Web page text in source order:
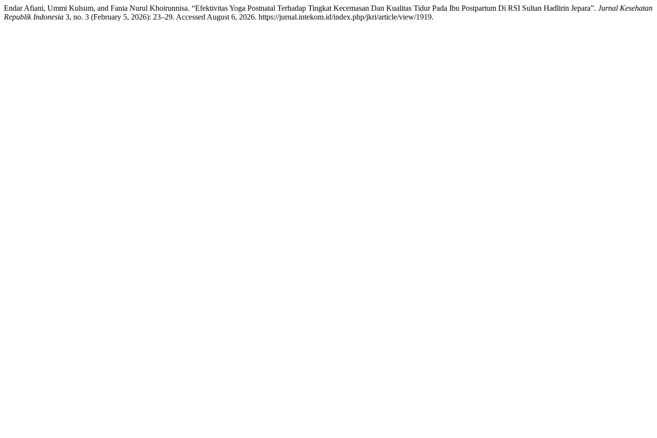
Endar Afiani, Ummi Kulsum, and Fania Nurul Khoirunnisa. “Efektivitas Yoga Postnatal Terhadap Tingkat Kecemasan Dan Kualitas Tidur Pada Ibu Postpartum Di RSI Sultan Hadlirin Jepara”. Jurnal Kesehatan
Republik Indonesia 3, no. 3 (February 5, 2026): 23–29. Accessed August 6, 2026. https://jurnal.intekom.id/index.php/jkri/article/view/1919.